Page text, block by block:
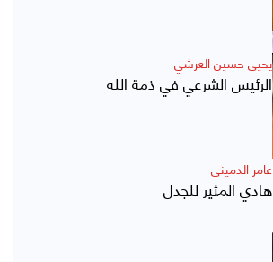
يحيى حسين العرشي
الرئيس الشرعي في ذمة الله
عامر الدميني
هادي المثير للجدل